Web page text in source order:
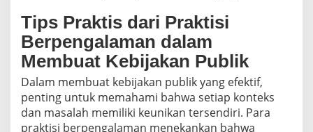
Tips Praktis dari Praktisi
Berpengalaman dalam
Membuat Kebijakan Publik
Dalam membuat kebijakan publik yang efektif,
penting untuk memahami bahwa setiap konteks
dan masalah memiliki keunikan tersendiri. Para
praktisi berpengalaman menekankan bahwa